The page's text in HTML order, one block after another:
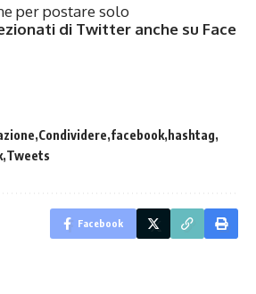
per postare solo
di Twitter anche su Face
Condividere facebook hashtag
Tweets
Facebook